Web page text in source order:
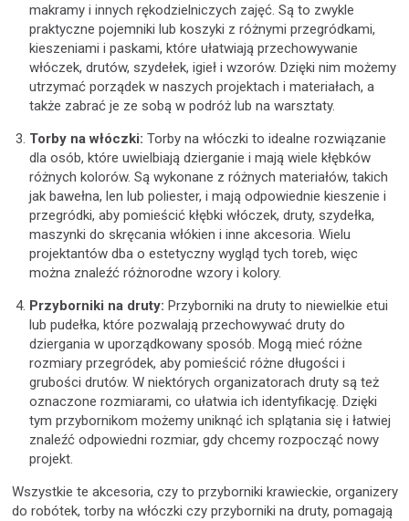
makramy i innych rękodzielniczych zajęć. Są to zwykle
praktyczne pojemniki lub koszyki z różnymi przegródkami,
kieszeniami i paskami, które ułatwiają przechowywanie
włóczek, drutów, szydełek, igieł i wzorów. Dzięki nim możemy
utrzymać porządek w naszych projektach i materiałach, a
także zabrać je ze sobą w podróż lub na warsztaty.
Torby na włóczki: Torby na włóczki to idealne rozwiązanie
dla osób, które uwielbiają dzierganie i mają wiele kłębków
różnych kolorów. Są wykonane z różnych materiałów, takich
jak bawełna, len lub poliester, i mają odpowiednie kieszenie i
przegródki, aby pomieścić kłębki włóczek, druty, szydełka,
maszynki do skręcania włókien i inne akcesoria. Wielu
projektantów dba o estetyczny wygląd tych toreb, więc
można znaleźć różnorodne wzory i kolory.
Przyborniki na druty: Przyborniki na druty to niewielkie etui
lub pudełka, które pozwalają przechowywać druty do
dziergania w uporządkowany sposób. Mogą mieć różne
rozmiary przegródek, aby pomieścić różne długości i
grubości drutów. W niektórych organizatorach druty są też
oznaczone rozmiarami, co ułatwia ich identyfikację. Dzięki
tym przybornikom możemy uniknąć ich splątania się i łatwiej
znaleźć odpowiedni rozmiar, gdy chcemy rozpocząć nowy
projekt.
Wszystkie te akcesoria, czy to przyborniki krawieckie, organizery
do robótek, torby na włóczki czy przyborniki na druty, pomagają